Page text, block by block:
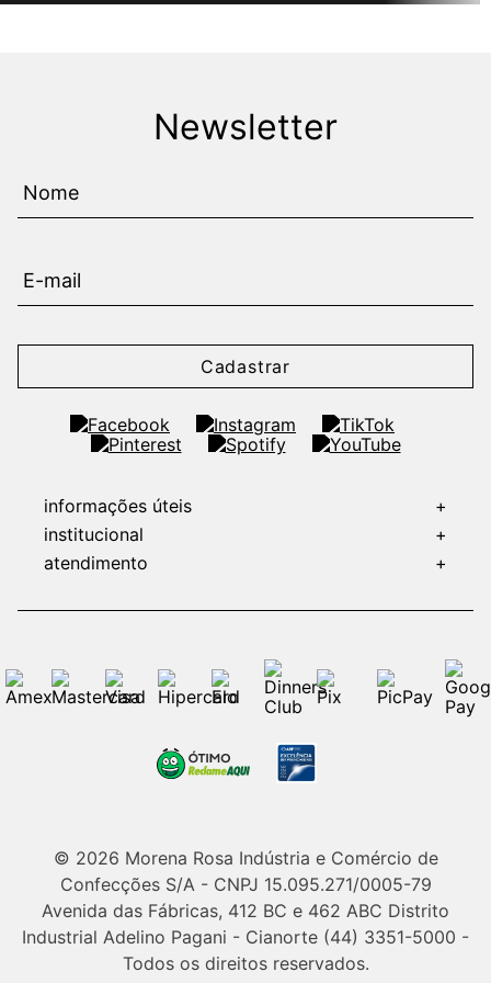
Newsletter
Cadastrar
informações úteis
+
institucional
+
atendimento
+
© 2026 Morena Rosa Indústria e Comércio de
Confecções S/A - CNPJ 15.095.271/0005-79
Avenida das Fábricas, 412 BC e 462 ABC Distrito
Industrial Adelino Pagani - Cianorte (44) 3351-5000 -
Todos os direitos reservados.